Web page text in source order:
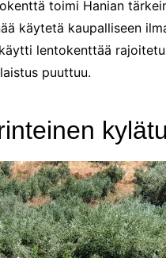
toimi Hanian
käytetä kaupalliseen
lentokenttää
puuttuu.